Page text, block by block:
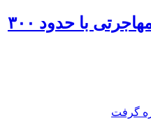
کلاهبرداری یک شرکت مهاجرتی با حدود ۳۰۰